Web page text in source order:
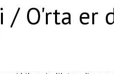
/ O'rta er